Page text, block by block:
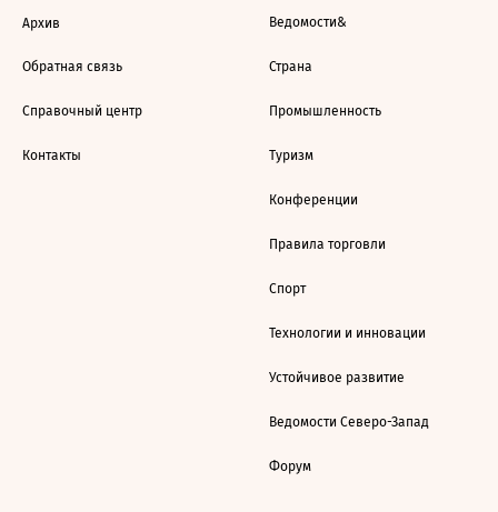
Архив
Обратная связь
Справочный центр
Контакты
Ведомости&
Страна
Промышленность
Туризм
Конференции
Правила торговли
Спорт
Технологии и инновации
Устойчивое развитие
Ведомости Северо-Запад
Форум